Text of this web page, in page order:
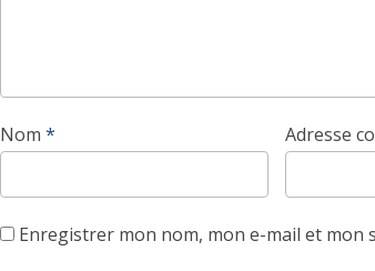
Nom * Adresse
Enregistrer mon nom, mon e-mail et